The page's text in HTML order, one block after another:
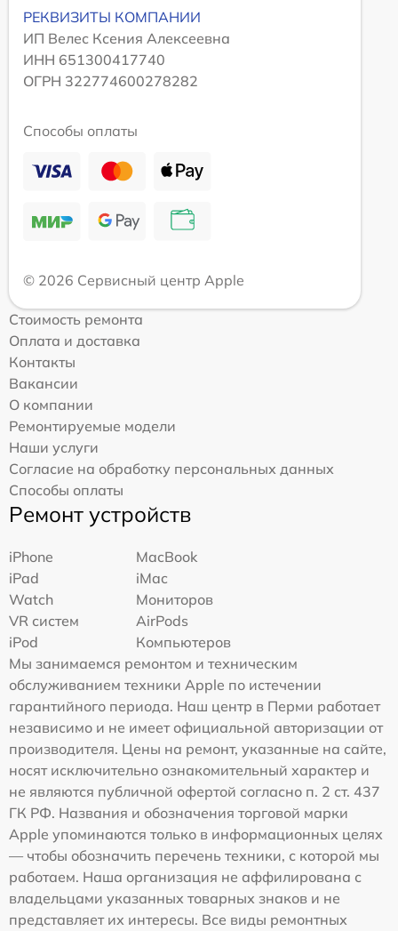
РЕКВИЗИТЫ КОМПАНИИ
ИП Велес Ксения Алексеевна
ИНН 651300417740
ОГРН 322774600278282
Способы оплаты
© 2026 Сервисный центр Apple
Стоимость ремонта
Оплата и доставка
Контакты
Вакансии
О компании
Ремонтируемые модели
Наши услуги
Согласие на обработку персональных данных
Способы оплаты
Ремонт устройств
iPhone
MacBook
iPad
iMac
Watch
Мониторов
VR систем
AirPods
iPod
Компьютеров
Мы занимаемся ремонтом и техническим
обслуживанием техники Apple по истечении
гарантийного периода. Наш центр в Перми работает
независимо и не имеет официальной авторизации от
производителя. Цены на ремонт, указанные на сайте,
носят исключительно ознакомительный характер и
не являются публичной офертой согласно п. 2 ст. 437
ГК РФ. Названия и обозначения торговой марки
Apple упоминаются только в информационных целях
— чтобы обозначить перечень техники, с которой мы
работаем. Наша организация не аффилирована с
владельцами указанных товарных знаков и не
представляет их интересы. Все виды ремонтных